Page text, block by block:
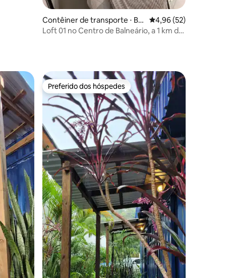
Contêiner de transporte ⋅ Bal
neário Camboriú
4,96 de uma
4,96 (52)
Loft 01 no Centro de Balneário, a 1 km da
Preferido dos hóspedes
Preferido dos hóspedes